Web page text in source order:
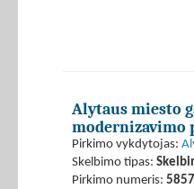
Alytaus miesto
modernizavimo
Pirkimo vykdytojas:
Skelbimo tipas:
Pirkimo numeris: